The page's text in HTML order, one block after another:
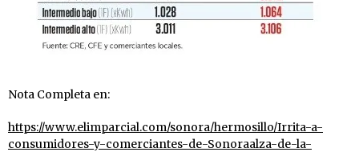
Nota Completa en:
https://www.elimparcial.com/sonora/hermosillo/Irrita-a-
consumidores-y-comerciantes-de-Sonoraalza-de-la-